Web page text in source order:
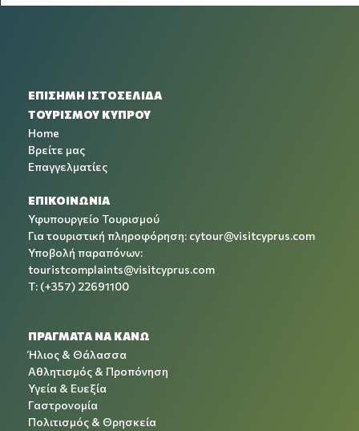
ΕΠΙΣΗΜΗ ΙΣΤΟΣΕΛΙΔΑ
ΤΟΥΡΙΣΜΟΥ ΚΥΠΡΟΥ
Home
Βρείτε μας
Επαγγελματίες
ΕΠΙΚΟΙΝΩΝΙΑ
Υφυπουργείο Τουρισμού
Για τουριστική πληροφόρηση: cytour@visitcyprus.com
Υποβολή παραπόνων:
touristcomplaints@visitcyprus.com
T: (+357) 22691100
ΠΡΑΓΜΑΤΑ ΝΑ ΚΑΝΩ
Ήλιος & Θάλασσα
Αθλητισμός & Προπόνηση
Υγεία & Ευεξία
Γαστρονομία
Πολιτισμός & Θρησκεία